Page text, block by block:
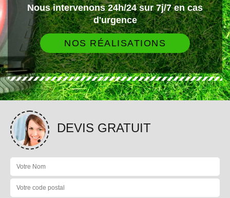
Nous intervenons 24h/24 sur 7j/7 en cas
d'urgence
NOS RÉALISATIONS
DEVIS GRATUIT